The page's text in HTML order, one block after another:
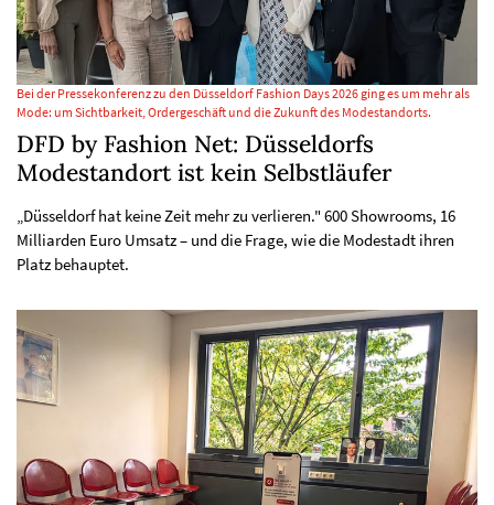
Bei der Pressekonferenz zu den Düsseldorf Fashion Days 2026 ging es um mehr als
Mode: um Sichtbarkeit, Ordergeschäft und die Zukunft des Modestandorts.
DFD by Fashion Net: Düsseldorfs
Modestandort ist kein Selbstläufer
„Düsseldorf hat keine Zeit mehr zu verlieren." 600 Showrooms, 16
Milliarden Euro Umsatz – und die Frage, wie die Modestadt ihren
Platz behauptet.